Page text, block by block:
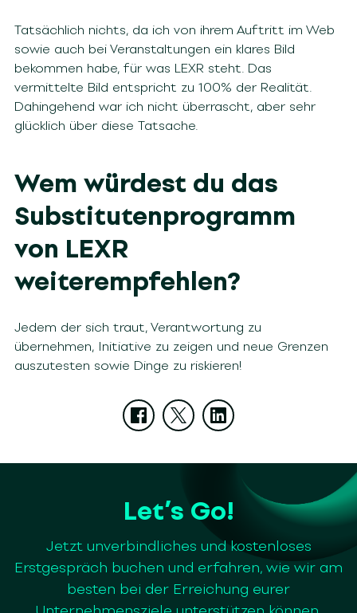
Tatsächlich nichts, da ich von ihrem Auftritt im Web
sowie auch bei Veranstaltungen ein klares Bild
bekommen habe, für was LEXR steht. Das
vermittelte Bild entspricht zu 100% der Realität.
Dahingehend war ich nicht überrascht, aber sehr
glücklich über diese Tatsache.
Wem würdest du das
Substitutenprogramm
von LEXR
weiterempfehlen?
Jedem der sich traut, Verantwortung zu
übernehmen, Initiative zu zeigen und neue Grenzen
auszutesten sowie Dinge zu riskieren!
Let’s Go!
Jetzt unverbindliches und kostenloses
Erstgespräch buchen und erfahren, wie wir am
besten bei der Erreichung eurer